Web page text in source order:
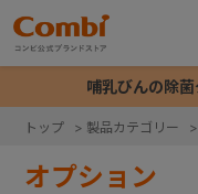
哺乳びんの除
トップ > 製品カテゴリー >
オプション